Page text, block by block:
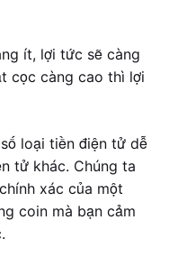
ít, lợi tức sẽ càng
cọc càng cao thì lợi
loại tiền điện tử dễ
tử khác. Chúng ta
xác của một
coin mà bạn cảm